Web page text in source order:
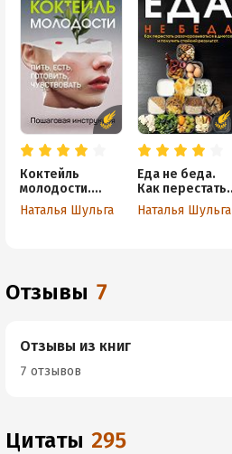
Коктейль
молодости.
Пить, есть,
готовить,
Наталья Шульга
Еда не беда.
Как перестать
разочаровыват
ься в диетах и
Наталья Шульга
Отзывы 7
Отзывы из книг
7 отзывов
Цитаты 295